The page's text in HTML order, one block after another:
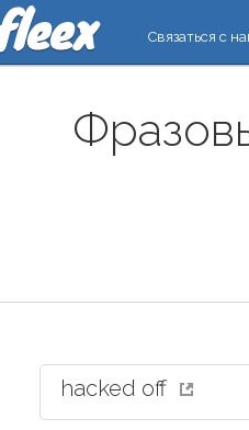
Связаться с
hacked off